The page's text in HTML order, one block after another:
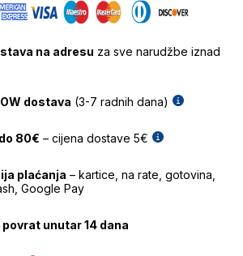
na adresu za sve narudžbe iznad
dostava (3-7 radnih dana)
80€ – cijena dostave 5€
plaćanja – kartice, na rate, gotovina,
Google Pay
unutar 14 dana